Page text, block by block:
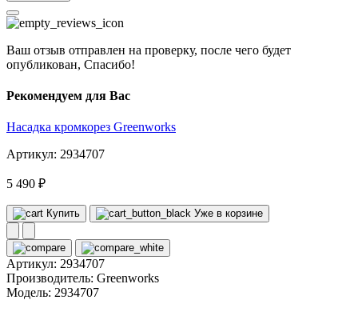
Ваш отзыв отправлен на проверку, после чего будет
опубликован, Спасибо!
Рекомендуем для Вас
Насадка кромкорез Greenworks
Артикул: 2934707
5 490 ₽
Купить Уже в корзине
Артикул: 2934707
Производитель: Greenworks
Модель: 2934707